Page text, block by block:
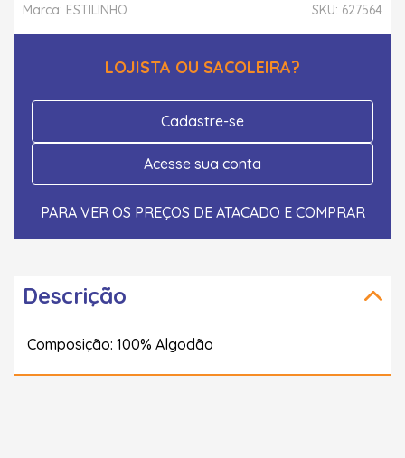
SKU: 627564
Marca: ESTILINHO
LOJISTA OU SACOLEIRA?
Cadastre-se
Acesse sua conta
PARA VER OS PREÇOS DE ATACADO E COMPRAR
Descrição
Composição: 100% Algodão